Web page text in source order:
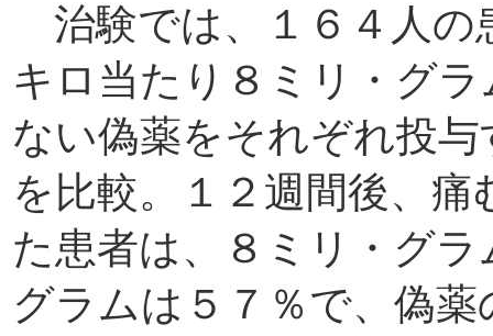
治験では、１６４人の
キロ当たり８ミリ・グ
ない偽薬をそれぞれ投
を比較。１２週間後、
た患者は、８ミリ・グ
グラムは５７％で、偽